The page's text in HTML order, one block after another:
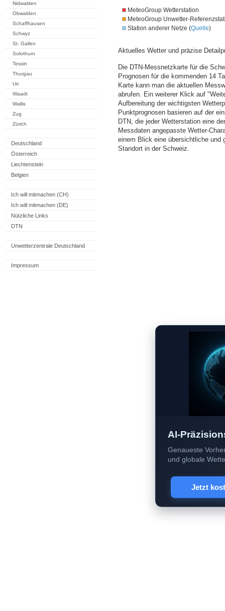
Nidwalden
Obwalden
Schaffhausen
Schwyz
St. Gallen
Solothurn
Tessin
Thurgau
Uri
Waadt
Wallis
Zug
Zürich
Deutschland
Österreich
Liechtenstein
Belgien
Ich will mitmachen (CH)
Ich will mitmachen (DE)
Nützliche Links
DTN
Unwetterzentrale Deutschland
Impressum
MeteoGroup Wetterstation
MeteoGroup Unwetter-
Station anderer Netze (Quelle)
Aktuelles Wetter und präzise
Die DTN-Messnetzkarte für die
Prognosen für die kommenden 14
Karte kann man die aktuellen
abrufen. Ein weiterer Klick auf
Aufbereitung der wichtigsten
Punktprognosen basieren auf der
DTN, die jeder Wetterstation eine
Messdaten angepasste Wetter-
einem Blick eine übersichtliche und
Standort in der Schweiz.
AI-
Genaueste
und globale
Jetzt